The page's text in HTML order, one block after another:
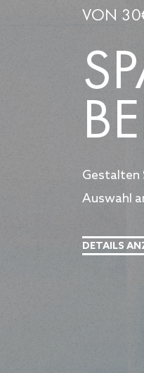
VON
Gestalten
Auswahl
DETAILS